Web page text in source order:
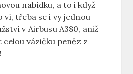
nabídku, a to i když
ví, třeba ‌se i vy jednou
v Airbusu A380, aniž
vázičku peněz z⁣